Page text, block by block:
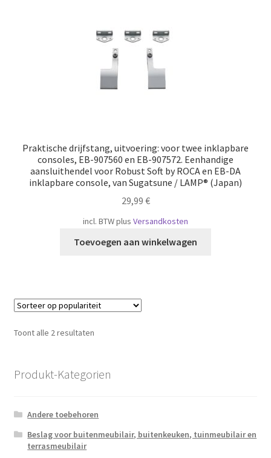
Praktische drijfstang, uitvoering: voor twee inklapbare
consoles, EB-907560 en EB-907572. Eenhandige
aansluithendel voor Robust Soft by ROCA en EB-DA
inklapbare console, van Sugatsune / LAMP® (Japan)
29,99 €
incl. BTWplus Versandkosten
Toevoegen aan winkelwagen
Toont alle 2 resultatenGesorteerd
Produkt-Kategorien
Andere toebehoren
Beslag voor buitenmeubilair, buitenkeuken, tuinmeubilair en
terrasmeubilair